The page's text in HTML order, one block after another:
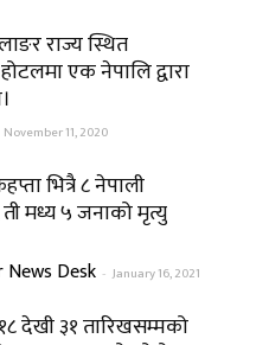
राज्य स्थित
एक नेपालि द्वारा
November 11, 2020
भित्रै ८ नेपाली
मध्य ५ जनाको मृत्यु
News Desk - January 16, 2021
देखी ३१ तारिखसम्मको